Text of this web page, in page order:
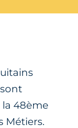
48ème
Métiers.